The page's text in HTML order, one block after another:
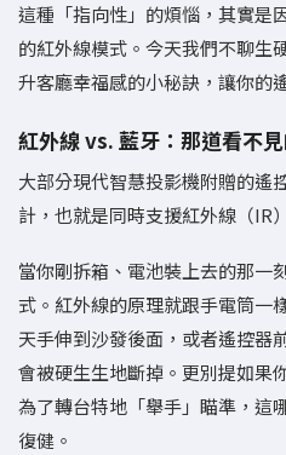
這種「指向性」的煩惱，其實是
的紅外線模式。今天我們不聊生
升客廳幸福感的小秘訣，讓你的
紅外線 vs. 藍牙：那道看不
大部分現代智慧投影機附贈的遙
計，也就是同時支援紅外線（
當你剛拆箱、電池裝上去的那一
式。紅外線的原理就跟手電筒一
天手伸到沙發後面，或者遙控器
會被硬生生地斷掉。更別提如果
為了轉台特地「舉手」瞄準，這
復健。